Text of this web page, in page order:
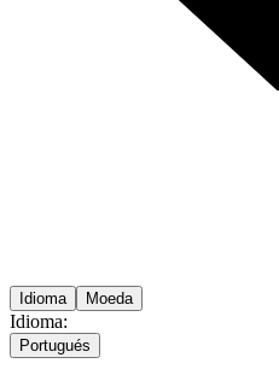
Idioma Moeda
Idioma:
Portugués